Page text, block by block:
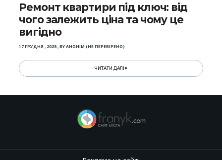
Ремонт квартири під ключ: від
чого залежить ціна та чому це
вигідно
17 ГРУДНЯ , 2025,BYАНОНІМ (НЕ ПЕРЕВІРЕНО)
ЧИТАТИ ДАЛІ